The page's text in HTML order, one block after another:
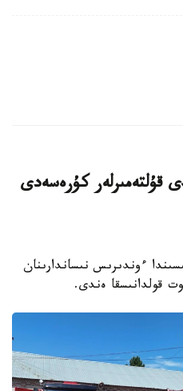
قۇلتەمىرلەر كۇرەسەدى
ءوندىرىس نىساندارىنان
قولدانىسقا ەندى.